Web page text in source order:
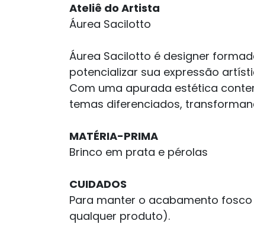
Ateliê do Artista
Áurea Sacilotto
Áurea Sacilotto é designer
potencializar sua expressão
Com uma apurada estética
temas diferenciados,
MATÉRIA-PRIMA
Brinco em prata e pérolas
CUIDADOS
Para manter o acabamento
qualquer produto).